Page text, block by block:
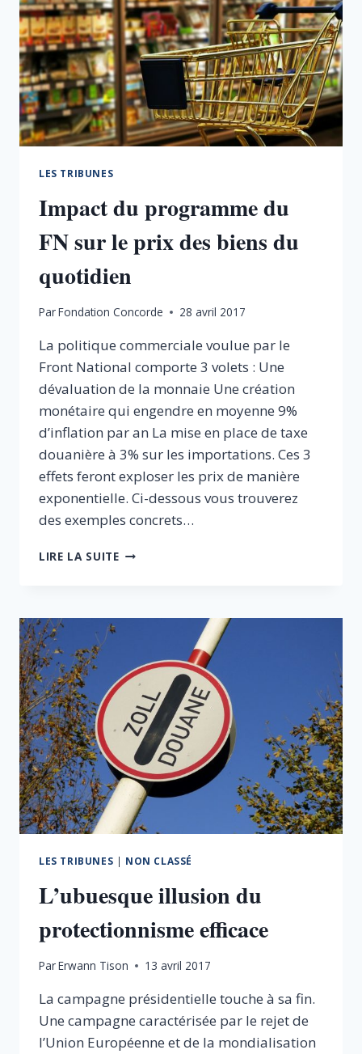
LES TRIBUNES
Impact du programme du
FN sur le prix des biens du
quotidien
ParFondation Concorde 28 avril 2017
La politique commerciale voulue par le
Front National comporte 3 volets : Une
dévaluation de la monnaie Une création
monétaire qui engendre en moyenne 9%
d’inflation par an La mise en place de taxe
douanière à 3% sur les importations. Ces 3
effets feront exploser les prix de manière
exponentielle. Ci-dessous vous trouverez
des exemples concrets…
LIRE LA SUITEIMPACT
FN
PRIX
DES
BIENS
DU
QUOTIDIEN
LES TRIBUNES | NON CLASSÉ
L’ubuesque illusion du
protectionnisme efficace
ParErwann Tison 13 avril 2017
La campagne présidentielle touche à sa fin.
Une campagne caractérisée par le rejet de
l’Union Européenne et de la mondialisation